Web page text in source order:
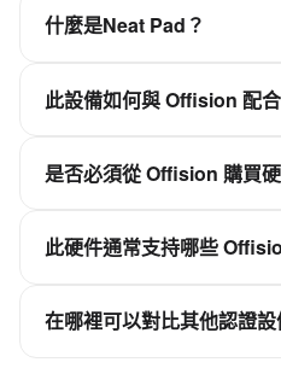
什麼是Neat Pad？
理，無縫整合。
此設備如何與 Offision 配
證，可連接 Offision，使會
程應用。
是否必須從 Offision 購買
Crestron、Qbic、Neat、
戶。
此硬件通常支持哪些
面顯示器用於靈活工位，自
在哪裡可以對比其他認證設